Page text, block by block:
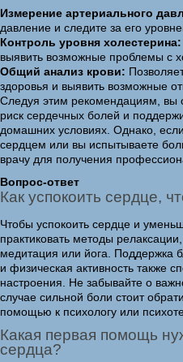
Измерение артериального
давление и следите за его
Контроль уровня холестерина:
выявить возможные проблемы с
Общий анализ крови:
здоровья и выявить возможные
Следуя этим рекомендациям, вы
риск сердечных болей и
домашних условиях. Однако,
сердцем или вы испытываете
врачу для получения
Вопрос-ответ
Как успокоить сердце,
Чтобы успокоить сердце и
практиковать методы
медитация или йога. Поддержка
и физическая активность также
настроения. Не забывайте о
случае сильной боли стоит
помощью к психологу или
Какая первая помощь
сердца?